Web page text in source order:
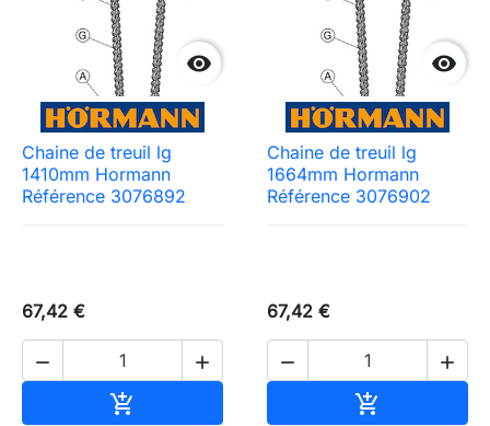

Chaine de treuil lg
1410mm Hormann
Référence 3076892
67,42 €
 


Chaine de treuil lg
1664mm Hormann
Référence 3076902
67,42 €
 
